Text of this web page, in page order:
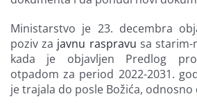
Ministarstvo je 23. decembra
poziv za javnu raspravu sa
kada je objavljen Predlog
otpadom za period 2022-2031.
je trajala do posle Božića, odnosno